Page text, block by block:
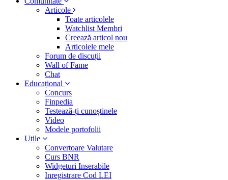
Articole
Toate articolele
Watchlist Membri
Creează articol nou
Articolele mele
Forum de discuții
Wall of Fame
Chat
Educațional
Concurs
Finpedia
Testează-ți cunoștinele
Video
Modele portofolii
Utile
Convertoare Valutare
Curs BNR
Widgeturi Inserabile
Inregistrare Cod LEI